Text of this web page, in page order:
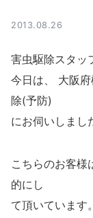
2013.08.26
害虫駆除スタッ
今日は、 大阪
除(予防)
にお伺いしまし
こちらのお客様
的にし
て頂いています